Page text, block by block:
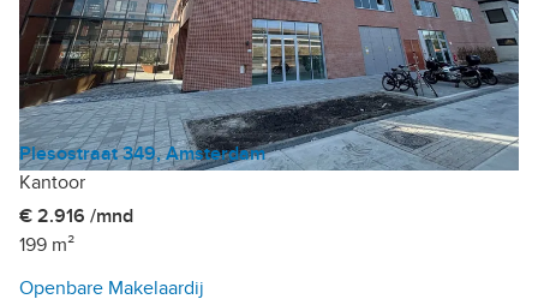
Plesostraat 349, Amsterdam
Kantoor
€ 2.916 /mnd
199 m²
Openbare Makelaardij